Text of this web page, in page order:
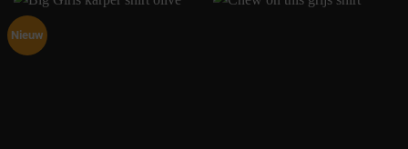
Nieuw